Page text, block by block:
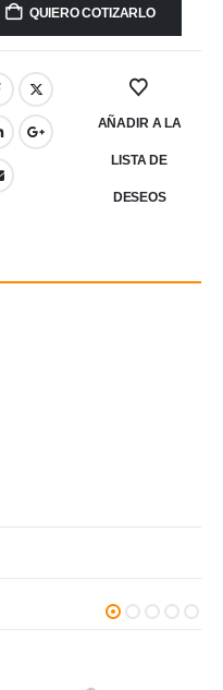
QUIERO COTIZARLO
AÑADIR A LA
LISTA DE
DESEOS